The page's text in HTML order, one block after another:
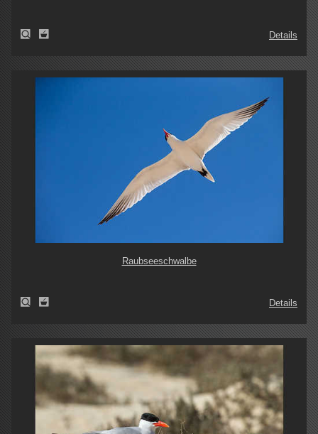
Details
Raubseeschwalbe
Details